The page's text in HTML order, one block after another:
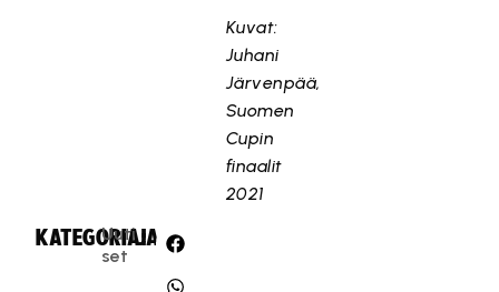
Kuvat:
Juhani
Järvenpää,
Suomen
Cupin
finaalit
2021
KATEGORIA:
Uuti
set
JAA: